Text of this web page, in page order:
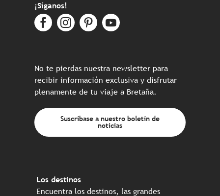
¡Síganos!
No te pierdas nuestra newsletter para
recibir información exclusiva y disfrutar
plenamente de tu viaje a Bretaña.
Suscríbase a nuestro boletín de
noticias
Los destinos
Encuentra los destinos, las grandes